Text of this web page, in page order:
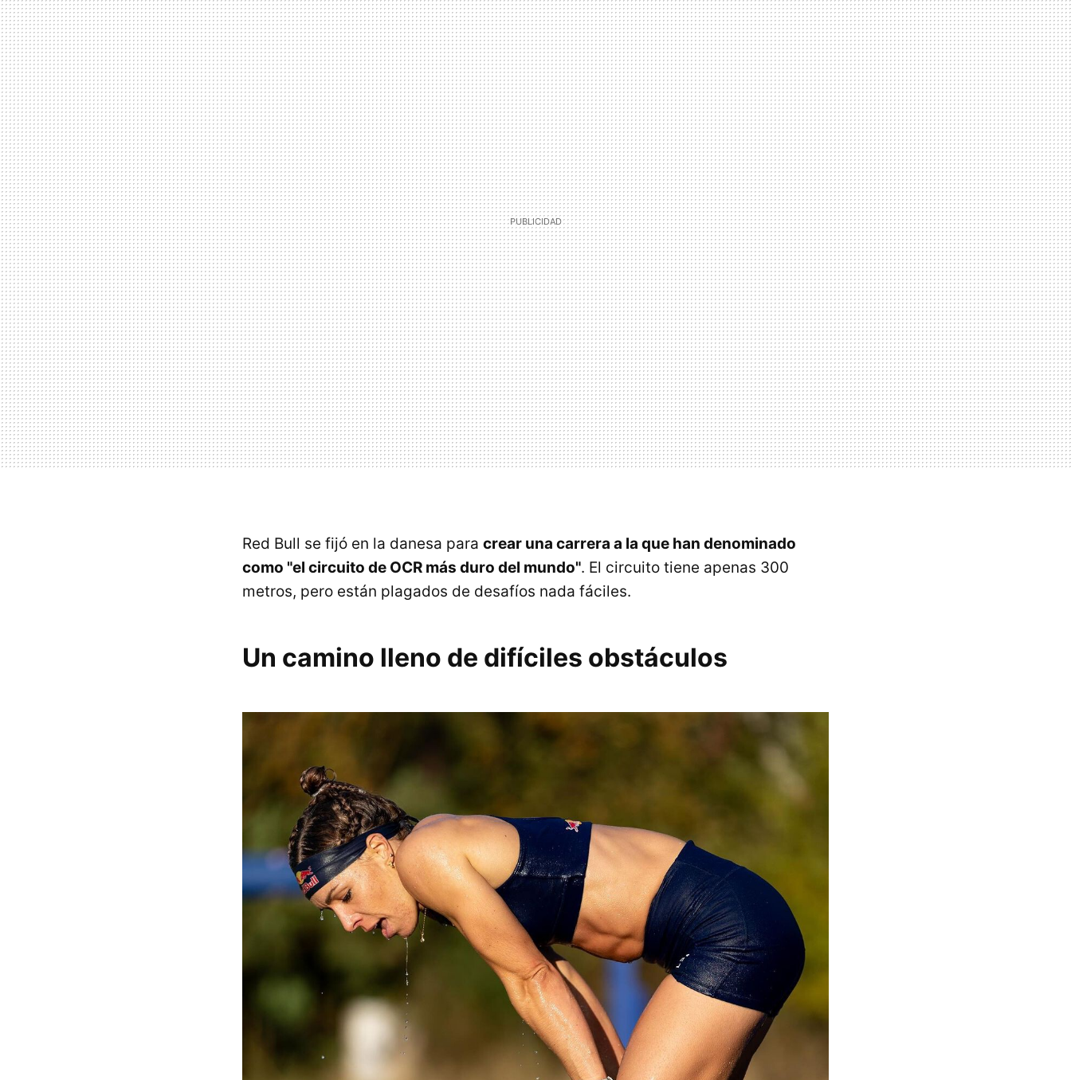
Red Bull se fijó en la danesa para crear una carrera a la que han denominado
como "el circuito de OCR más duro del mundo". El circuito tiene apenas 300
metros, pero están plagados de desafíos nada fáciles.
Un camino lleno de difíciles obstáculos